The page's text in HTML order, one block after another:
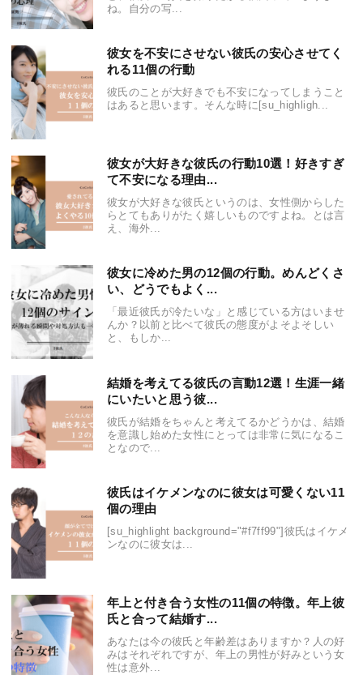
ね。自分の写...
彼女を不安にさせない彼氏の安心させてく
れる11個の行動
彼氏のことが大好きでも不安になってしまうこと
はあると思います。そんな時に[su_highligh...
彼女が大好きな彼氏の行動10選！好きすぎ
て不安になる理由...
彼女が大好きな彼氏というのは、女性側からした
らとてもありがたく嬉しいものですよね。とは言
え、海外...
彼女に冷めた男の12個の行動。めんどくさ
い、どうでもよく...
「最近彼氏が冷たいな」と感じている方はいませ
んか？以前と比べて彼氏の態度がよそよそしい
と、もしか...
結婚を考えてる彼氏の言動12選！生涯一緒
にいたいと思う彼...
彼氏が結婚をちゃんと考えてるかどうかは、結婚
を意識し始めた女性にとっては非常に気になるこ
となので...
彼氏はイケメンなのに彼女は可愛くない11
個の理由
[su_highlight background="#f7ff99"]彼氏はイケメ
ンなのに彼女は...
年上と付き合う女性の11個の特徴。年上彼
氏と合って結婚す...
あなたは今の彼氏と年齢差はありますか？人の好
みはそれぞれですが、年上の男性が好みという女
性は意外...